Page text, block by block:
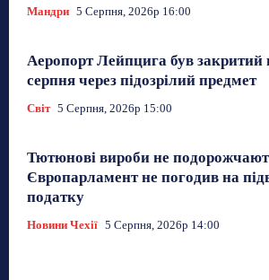
Мандри 5 Серпня, 2026р 16:00
Аеропорт Лейпцига був закритий
серпня через підозрілий предмет
Світ 5 Серпня, 2026р 15:00
Тютюнові вироби не
Європарламент не погодив на
податку
Новини Чехії 5 Серпня, 2026р 14:00